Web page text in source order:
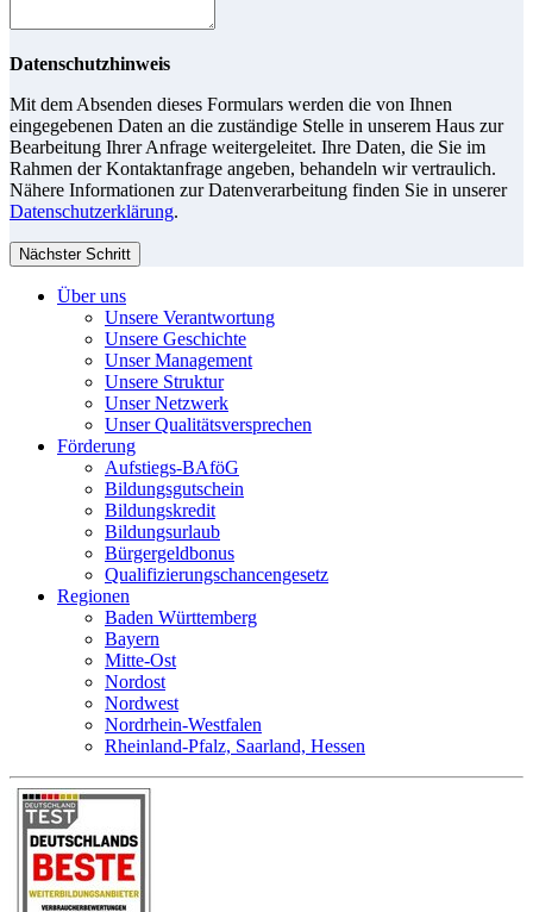
Datenschutzhinweis
Mit dem Absenden dieses Formulars werden die von Ihnen
eingegebenen Daten an die zuständige Stelle in unserem Haus zur
Bearbeitung Ihrer Anfrage weitergeleitet. Ihre Daten, die Sie im
Rahmen der Kontaktanfrage angeben, behandeln wir vertraulich.
Nähere Informationen zur Datenverarbeitung finden Sie in unserer
Datenschutzerklärung.
Nächster Schritt
Über uns
Unsere Verantwortung
Unsere Geschichte
Unser Management
Unsere Struktur
Unser Netzwerk
Unser Qualitätsversprechen
Förderung
Aufstiegs-BAföG
Bildungsgutschein
Bildungskredit
Bildungsurlaub
Bürgergeldbonus
Qualifizierungschancengesetz
Regionen
Baden Württemberg
Bayern
Mitte-Ost
Nordost
Nordwest
Nordrhein-Westfalen
Rheinland-Pfalz, Saarland, Hessen